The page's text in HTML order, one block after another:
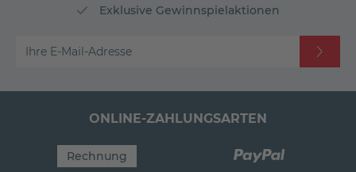
Exklusive Gewinnspielaktionen
Ihre E-Mail-Adresse
ONLINE-ZAHLUNGSARTEN
Rechnung